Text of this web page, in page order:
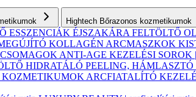
Hightech Bőrazonos kozmetikumok
ESSZENCIÁK ÉJSZAKÁRA FELTÖLTŐ
KOLLAGÉN ARCMASZKOK
ANTI-AGE KEZELÉSI SOROK |
HIDRATÁLÓ PEELING, HÁMLASZTÓ
KOZMETIKUMOK ARCFIATALÍTÓ